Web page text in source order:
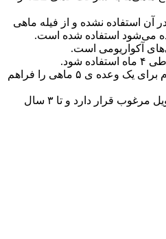
آن استفاده نشده و از فیله ماهی
می‌شود استفاده شده‌ است.
آکواریومی است.
شود.
هر فشار دکمه، غذای لازم برای یک وعده‌ ی ۵ ماهی را فراهم
بسته‌ی باز نشده داخل فویل مرغوب قرار دارد و تا ۳ سال